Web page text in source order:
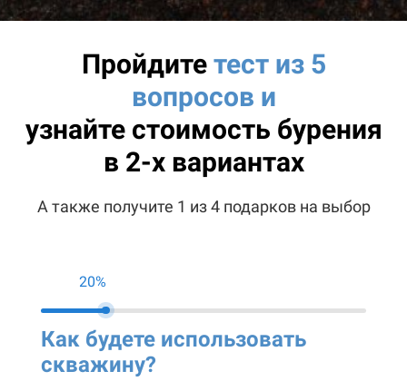
Пройдитетест из 5
вопросов и
узнайте стоимость бурения
в 2-х вариантах
А также получите 1 из 4 подарков на выбор
20%
Как будете использовать
скважину?